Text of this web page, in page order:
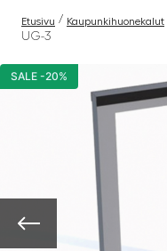
Etusivu / Kaupunkihuonekalut
UG-3
SALE -20%